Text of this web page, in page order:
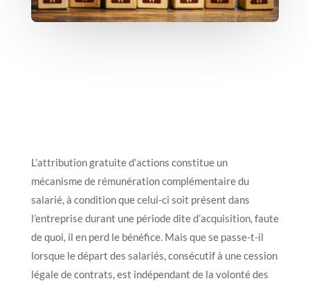
L’attribution gratuite d’actions constitue un
mécanisme de rémunération complémentaire du
salarié, à condition que celui-ci soit présent dans
l’entreprise durant une période dite d’acquisition, faute
de quoi, il en perd le bénéfice. Mais que se passe-t-il
lorsque le départ des salariés, consécutif à une cession
légale de contrats, est indépendant de la volonté des